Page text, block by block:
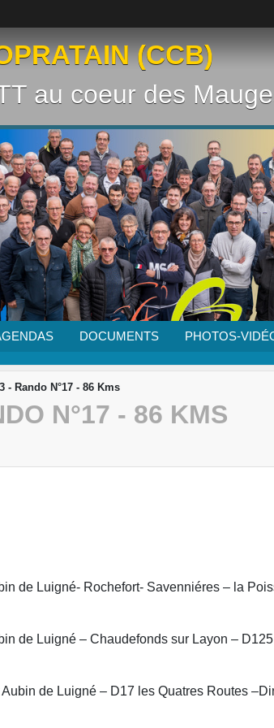
(CCB)
au coeur des
DOCUMENTS PHOTOS-
- Rando N°17 - 86 Kms
N°17 - 86 KMS
de Luigné- Rochefort- Savenniéres – la
de Luigné – Chaudefonds sur Layon –
de Luigné – D17 les Quatres Routes